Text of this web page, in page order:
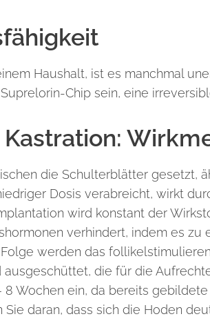
Haushalt, ist es manchmal
Chip sein, eine
die Schulterblätter gesetzt,
Dosis verabreicht, wirkt
wird konstant der
verhindert, indem es
werden das
die für die
Wochen ein, da bereits
Sie daran, dass sich die Hoden